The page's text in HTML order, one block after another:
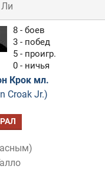
8 - боев
3 - побед
5 - проигр.
0 - ничья
Крок мл.
Croak Jr.)
)